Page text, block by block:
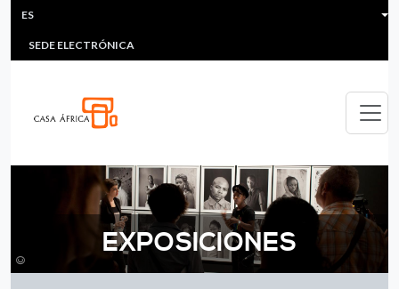
Pasar al contenido principal
HEADER MENU
MULTIMEDIA
SEDE ELECTRÓNICA
ES
©
EXPOSICIONES